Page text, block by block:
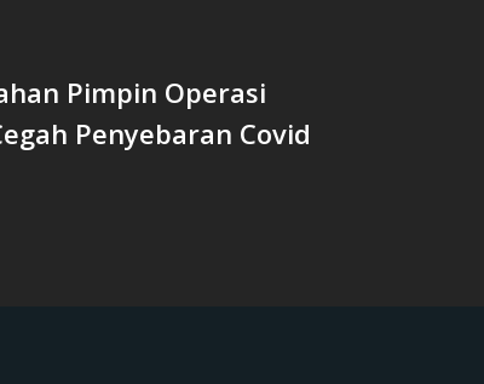
Pimpin Operasi
Penyebaran Covid